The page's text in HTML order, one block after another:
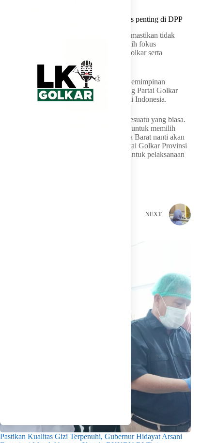
3. Ace Hasan tidak maju karena dapat tugas penting di DPP
Sementara itu, TB Ace Hasan Syadzily memastikan tidak
akan kembali mencalonkan diri. Dia memilih fokus
menjalankan amanah baru di DPP Partai Golkar serta
tugasnya sebagai Gubernur Lemhannas.
Ace menegaskan, dinamika pergantian kepemimpinan
merupakan hal lumrah dalam tradisi panjang Partai Golkar
sebagai salah satu kekuatan politik utama di Indonesia.
“Jadi dinamika di tubuh Partai Golkar itu sesuatu yang biasa.
Tapi saya yakin, kami yakin bahwa proses untuk memilih
pengganti kami sebagai Ketua Golkar Jawa Barat nanti akan
ditentukan di dalam rapat-rapat Musda Partai Golkar Provinsi
Jawa Barat. Saya kira itu sebagai catatan, untuk pelaksanaan
NEXT
Pastikan Kualitas Gizi Terpenuhi, Gubernur Hidayat Arsani